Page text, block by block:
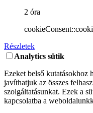
2 óra
Részletek
Analytics sütik
Ezeket belső kutatásokhoz
javíthatjuk az összes
szolgáltatásunkat. Ezek a
kapcsolatba a